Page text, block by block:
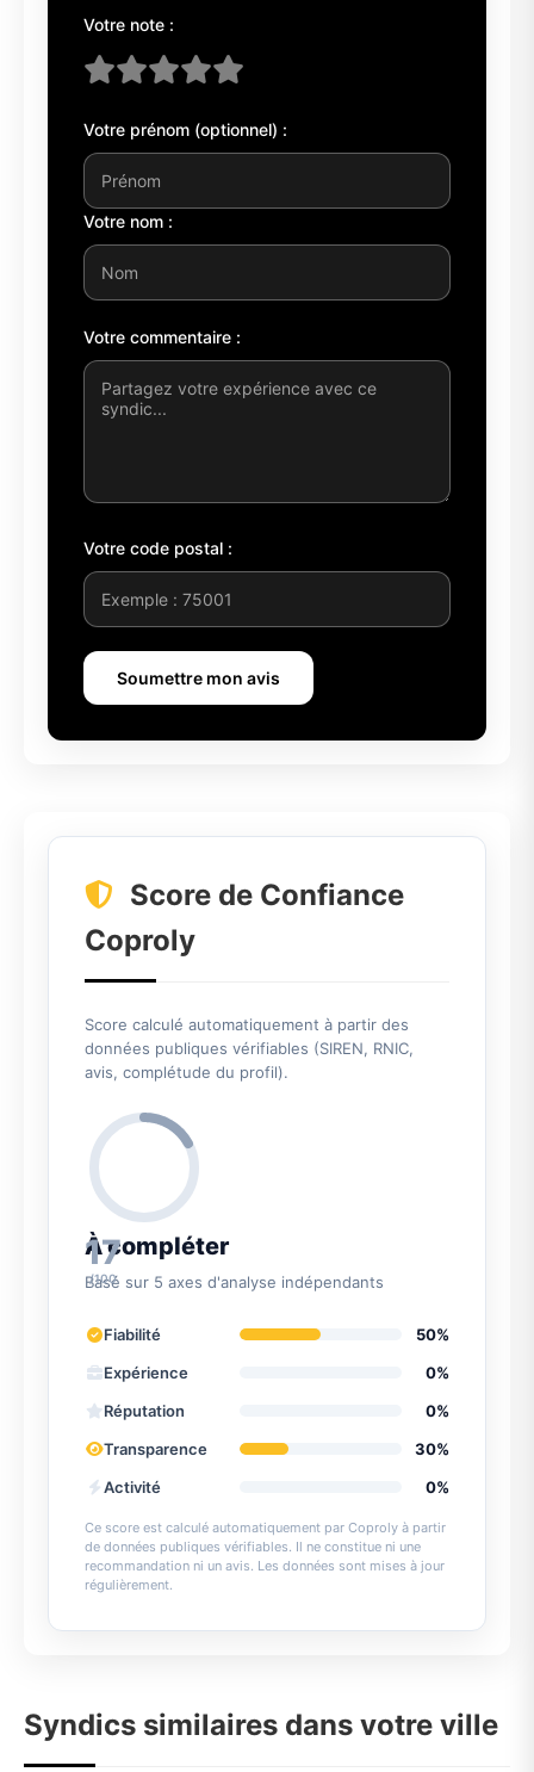
Votre note :
Votre prénom (optionnel) :
Votre nom :
Votre commentaire :
Votre code postal :
Soumettre mon avis
Score de Confiance
Coproly
Score calculé automatiquement à partir des
données publiques vérifiables (SIREN, RNIC,
avis, complétude du profil).
17
/100
À compléter
Basé sur 5 axes d'analyse indépendants
Fiabilité
50%
Expérience
0%
Réputation
0%
Transparence
30%
Activité
0%
Ce score est calculé automatiquement par Coproly à partir
de données publiques vérifiables. Il ne constitue ni une
recommandation ni un avis. Les données sont mises à jour
régulièrement.
Syndics similaires dans votre ville